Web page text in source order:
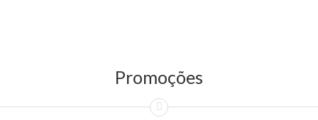
Promoções